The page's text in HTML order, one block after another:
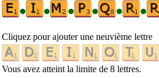
•
• • • • •
Cliquez pour ajouter une neuvième lettre
Vous avez atteint la limite de 8 lettres.